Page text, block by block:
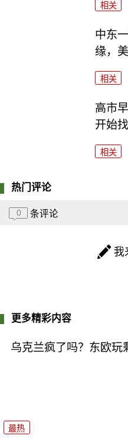
相关
中东
缘，
相关
高市
开始
相关
热门评论
0 条评论
我
更多精彩内容
乌克兰疯了吗？东欧玩
最热